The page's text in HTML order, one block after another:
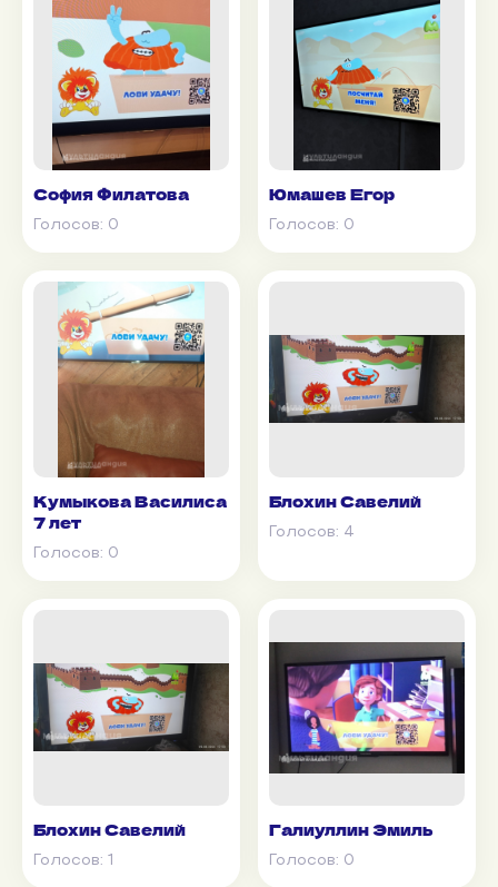
София Филатова
Голосов: 0
Юмашев Егор
Голосов: 0
Кумыкова Василиса
7 лет
Голосов: 0
Блохин Савелий
Голосов: 4
Блохин Савелий
Голосов: 1
Галиуллин Эмиль
Голосов: 0